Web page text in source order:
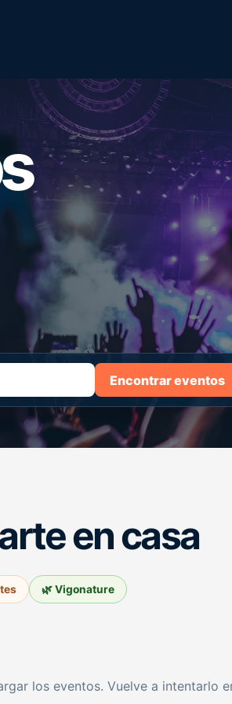
Encontrar eventos
en casa
🌿 Vigonature
los eventos. Vuelve a intentarlo